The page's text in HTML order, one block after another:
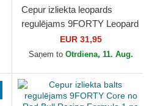
Cepur izliekta leopards
regulējams 9FORTY Leopard
Cosy no New York Yankees
MLB no New Era
EUR 31,95
Saņem to Otrdiena, 11. Aug.